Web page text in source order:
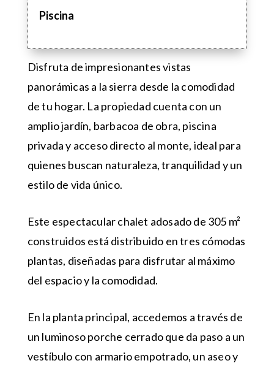
Piscina
Disfruta de impresionantes vistas
panorámicas a la sierra desde la comodidad
de tu hogar. La propiedad cuenta con un
amplio jardín, barbacoa de obra, piscina
privada y acceso directo al monte, ideal para
quienes buscan naturaleza, tranquilidad y un
estilo de vida único.
Este espectacular chalet adosado de 305 m²
construidos está distribuido en tres cómodas
plantas, diseñadas para disfrutar al máximo
del espacio y la comodidad.
En la planta principal, accedemos a través de
un luminoso porche cerrado que da paso a un
vestíbulo con armario empotrado, un aseo y